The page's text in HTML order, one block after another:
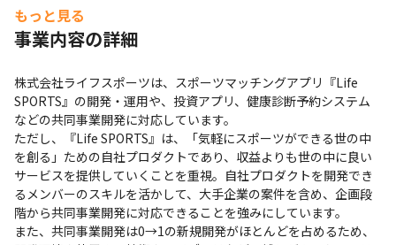
もっと見る
事業内容の詳細
株式会社ライフスポーツは、スポーツマッチングアプリ『Life
SPORTS』の開発・運用や、投資アプリ、健康診断予約システム
などの共同事業開発に対応しています。
ただし、『Life SPORTS』は、「気軽にスポーツができる世の中
を創る」ための自社プロダクトであり、収益よりも世の中に良い
サービスを提供していくことを重視。自社プロダクトを開発でき
るメンバーのスキルを活かして、大手企業の案件を含め、企画段
階から共同事業開発に対応できることを強みにしています。
また、共同事業開発は0→1の新規開発がほとんどを占めるため、